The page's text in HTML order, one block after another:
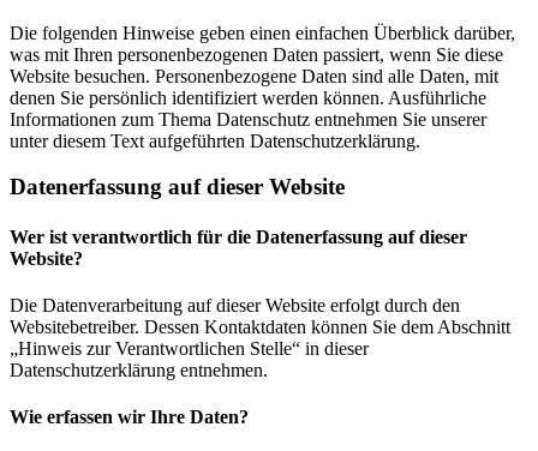
Die folgenden Hinweise geben einen einfachen Überblick darüber,
was mit Ihren personenbezogenen Daten passiert, wenn Sie diese
Website besuchen. Personenbezogene Daten sind alle Daten, mit
denen Sie persönlich identifiziert werden können. Ausführliche
Informationen zum Thema Datenschutz entnehmen Sie unserer
unter diesem Text aufgeführten Datenschutzerklärung.
Datenerfassung auf dieser Website
Wer ist verantwortlich für die Datenerfassung auf dieser
Website?
Die Datenverarbeitung auf dieser Website erfolgt durch den
Websitebetreiber. Dessen Kontaktdaten können Sie dem Abschnitt
„Hinweis zur Verantwortlichen Stelle“ in dieser
Datenschutzerklärung entnehmen.
Wie erfassen wir Ihre Daten?